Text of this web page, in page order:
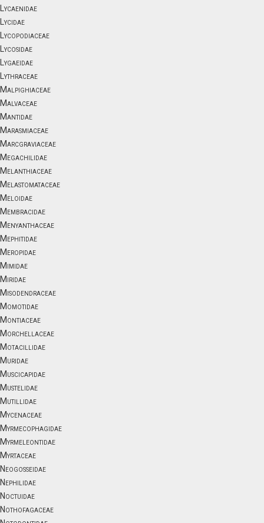
Lycaenidae
Lycidae
Lycopodiaceae
Lycosidae
Lygaeidae
Lythraceae
Malpighiaceae
Malvaceae
Mantidae
Marasmiaceae
Marcgraviaceae
Megachilidae
Melanthiaceae
Melastomataceae
Meloidae
Membracidae
Menyanthaceae
Mephitidae
Meropidae
Mimidae
Miridae
Misodendraceae
Momotidae
Montiaceae
Morchellaceae
Motacillidae
Muridae
Muscicapidae
Mustelidae
Mutillidae
Mycenaceae
Myrmecophagidae
Myrmeleontidae
Myrtaceae
Neogosseidae
Nephilidae
Noctuidae
Nothofagaceae